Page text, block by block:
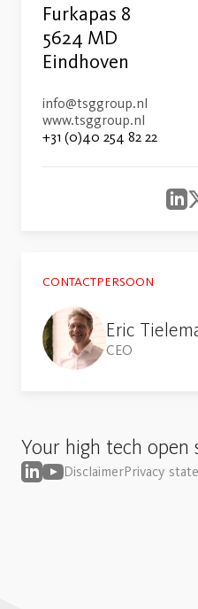
Furkapas 8
5624 MD
Eindhoven
info@tsggroup.nl
www.tsggroup.nl
+31 (0)40 254 82 22
CONTACTPERSOON
Eric
CEO
Your high tech open
DisclaimerPrivacy